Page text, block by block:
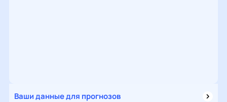
Ваши данные для прогнозов